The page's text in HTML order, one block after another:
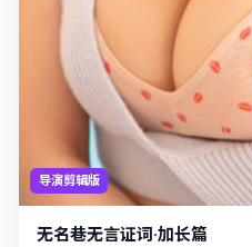
导演剪辑版
无名巷无言证词·加长篇